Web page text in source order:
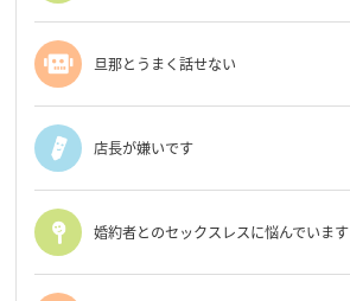
旦那とうまく話せない
店長が嫌いです
婚約者とのセックスレスに悩んでいます